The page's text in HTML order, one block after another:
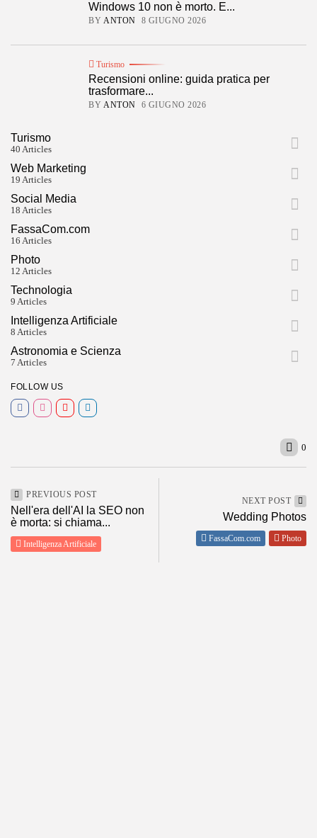
Windows 10 non è morto. E...
BY ANTON 8 GIUGNO 2026
Turismo
Recensioni online: guida pratica per
trasformare...
BY ANTON 6 GIUGNO 2026
Turismo
40 Articles
Web Marketing
19 Articles
Social Media
18 Articles
FassaCom.com
16 Articles
Photo
12 Articles
Technologia
9 Articles
Intelligenza Artificiale
8 Articles
Astronomia e Scienza
7 Articles
FOLLOW US
0
PREVIOUS POST
Nell'era dell'AI la SEO non
è morta: si chiama...
Intelligenza Artificiale
NEXT POST
Wedding Photos
FassaCom.com Photo